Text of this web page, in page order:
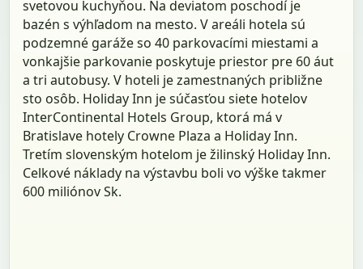
svetovou kuchyňou. Na deviatom poschodí je
bazén s výhľadom na mesto. V areáli hotela sú
podzemné garáže so 40 parkovacími miestami a
vonkajšie parkovanie poskytuje priestor pre 60 áut
a tri autobusy. V hoteli je zamestnaných približne
sto osôb. Holiday Inn je súčasťou siete hotelov
InterContinental Hotels Group, ktorá má v
Bratislave hotely Crowne Plaza a Holiday Inn.
Tretím slovenským hotelom je žilinský Holiday Inn.
Celkové náklady na výstavbu boli vo výške takmer
600 miliónov Sk.